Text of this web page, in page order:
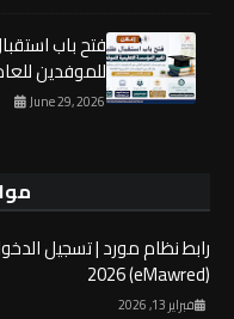
فتح باب
للموفدين للعام
June 29, 2026
2026 (eMawred)
فبراير 13, 2026